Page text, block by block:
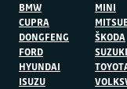
BMW
CUPRA
DONGFENG
FORD
HYUNDAI
ISUZU
MINI
ŠKODA
SUZUKI